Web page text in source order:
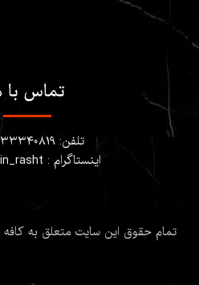
تمام حقوق این سایت متعلق به
تماس با
تلفن: ۳۳۳۴۰۸۱۹ - ۰۱۳
اینستاگرام : haj_hosein_rasht